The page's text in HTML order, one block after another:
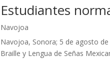
Estudiantes
Navojoa
Navojoa, Sonora; 5 de agosto de
Braille y Lengua de Señas